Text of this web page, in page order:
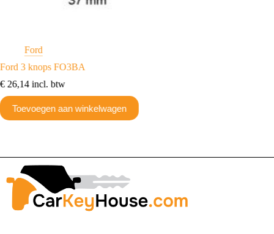
Ford
Ford 3 knops FO3BA
€ 26,14 incl. btw
Toevoegen aan winkelwagen